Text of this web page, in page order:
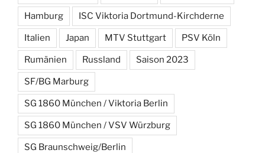
Hamburg ISC Viktoria Dortmund-Kirchderne
Italien Japan MTV Stuttgart PSV Köln
Rumänien Russland Saison 2023
SF/BG Marburg
SG 1860 München / Viktoria Berlin
SG 1860 München / VSV Würzburg
SG Braunschweig/Berlin